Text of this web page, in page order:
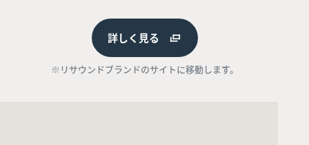
詳しく見る
※リサウンドブランドのサイトに移動します。